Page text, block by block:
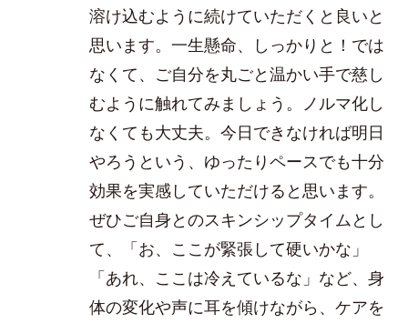
溶け込むように続けていただくと良いと
思います。一生懸命、しっかりと！では
なくて、ご自分を丸ごと温かい手で慈し
むように触れてみましょう。ノルマ化し
なくても大丈夫。今日できなければ明日
やろうという、ゆったりペースでも十分
効果を実感していただけると思います。
ぜひご自身とのスキンシップタイムとし
て、「お、ここが緊張して硬いかな」
「あれ、ここは冷えているな」など、身
体の変化や声に耳を傾けながら、ケアを